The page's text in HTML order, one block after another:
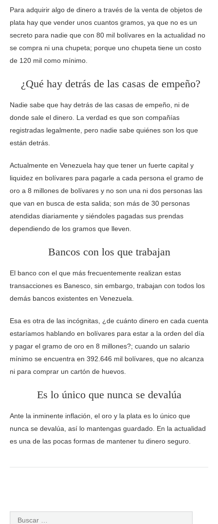
Para adquirir algo de dinero a través de la venta de objetos de
plata hay que vender unos cuantos gramos, ya que no es un
secreto para nadie que con 80 mil bolívares en la actualidad no
se compra ni una chupeta; porque uno chupeta tiene un costo
de 120 mil como mínimo.
¿Qué hay detrás de las casas de empeño?
Nadie sabe que hay detrás de las casas de empeño, ni de
donde sale el dinero. La verdad es que son compañías
registradas legalmente, pero nadie sabe quiénes son los que
están detrás.
Actualmente en Venezuela hay que tener un fuerte capital y
liquidez en bolívares para pagarle a cada persona el gramo de
oro a 8 millones de bolívares y no son una ni dos personas las
que van en busca de esta salida; son más de 30 personas
atendidas diariamente y siéndoles pagadas sus prendas
dependiendo de los gramos que lleven.
Bancos con los que trabajan
El banco con el que más frecuentemente realizan estas
transacciones es Banesco, sin embargo, trabajan con todos los
demás bancos existentes en Venezuela.
Esa es otra de las incógnitas, ¿de cuánto dinero en cada cuenta
estaríamos hablando en bolívares para estar a la orden del día
y pagar el gramo de oro en 8 millones?; cuando un salario
mínimo se encuentra en 392.646 mil bolívares, que no alcanza
ni para comprar un cartón de huevos.
Es lo único que nunca se devalúa
Ante la inminente inflación, el oro y la plata es lo único que
nunca se devalúa, así lo mantengas guardado. En la actualidad
es una de las pocas formas de mantener tu dinero seguro.